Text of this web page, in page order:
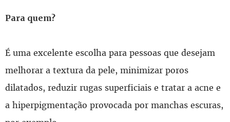
Para quem?
É uma excelente escolha para pessoas que desejam
melhorar a textura da pele, minimizar poros
dilatados, reduzir rugas superficiais e tratar a acne e
a hiperpigmentação provocada por manchas escuras,